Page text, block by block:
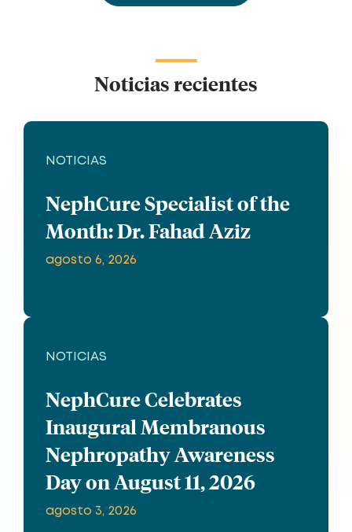
Noticias recientes
NOTICIAS
NephCure Specialist of the
Month: Dr. Fahad Aziz
agosto 6, 2026
NOTICIAS
NephCure Celebrates
Inaugural Membranous
Nephropathy Awareness
Day on August 11, 2026
agosto 3, 2026